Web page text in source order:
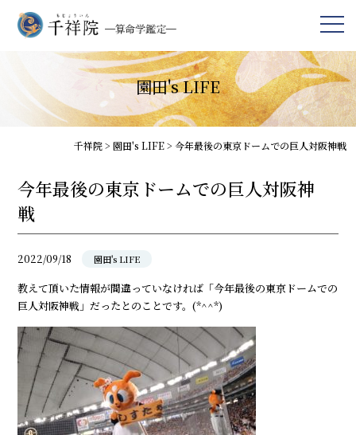
園田's LIFE
千祥院> 園田's LIFE> 今年最後の東京ドームでの巨人対阪神戦
今年最後の東京ドームでの巨人対阪神
戦
2022/09/18 園田's LIFE
教えて頂いた情報が間違っていなければ「今年最後の東京ドームでの
巨人対阪神戦」だったとのことです。(*^^*)